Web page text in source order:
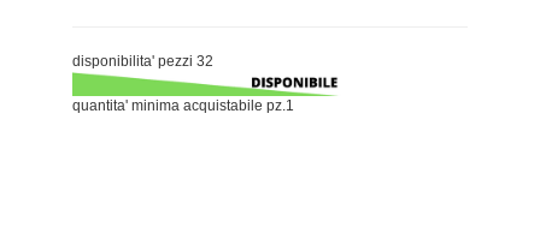
disponibilita' pezzi 32
quantita' minima acquistabile pz.1